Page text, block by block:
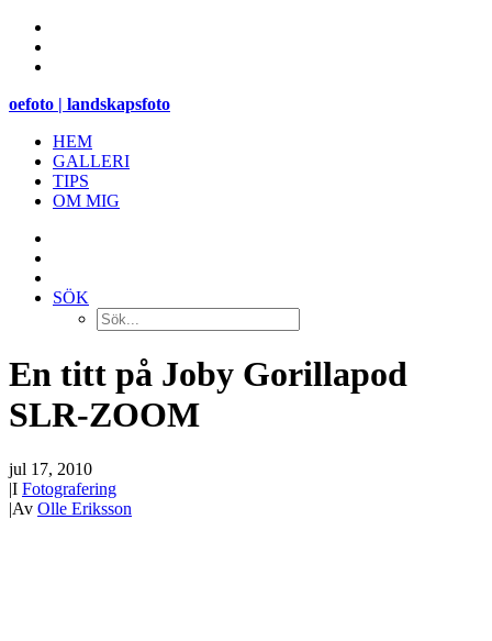
oefoto | landskapsfoto
HEM
GALLERI
TIPS
OM MIG
SÖK
En titt på Joby Gorillapod
SLR-ZOOM
jul 17, 2010
|I Fotografering
|Av Olle Eriksson